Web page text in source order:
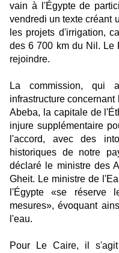
vain à l'Égypte de
vendredi un texte créant
les projets d'irrigation,
des 6 700 km du Nil. Le
rejoindre.
La commission, qui
infrastructure
Abeba, la capitale de
injure supplémentaire
l'accord, avec des
historiques de notre
déclaré le ministre des
Gheit. Le ministre de
l'Égypte «se réserve
mesures», évoquant
l'eau.
Pour Le Caire, il